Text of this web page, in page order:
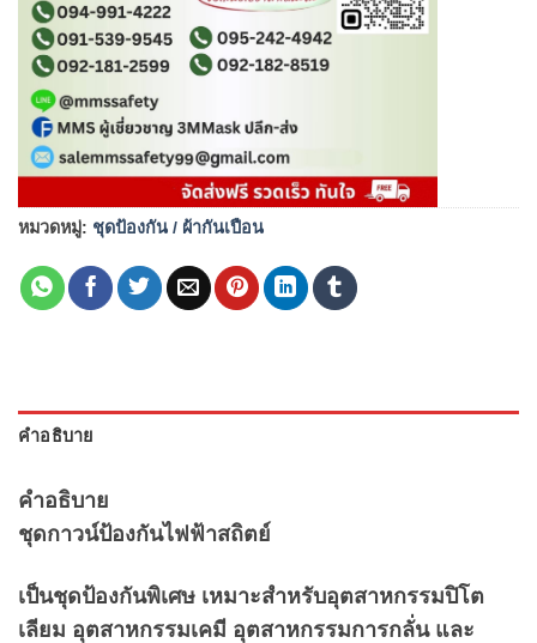
หมวดหมู่: ชุดป้องกัน / ผ้ากันเปือน
คำอธิบาย
คำอธิบาย
ชุดกาวน์ป้องกันไฟฟ้าสถิตย์
เป็นชุดป้องกันพิเศษ เหมาะสำหรับอุตสาหกรรมปิโต
เลียม อุตสาหกรรมเคมี อุตสาหกรรมการกลั่น และ